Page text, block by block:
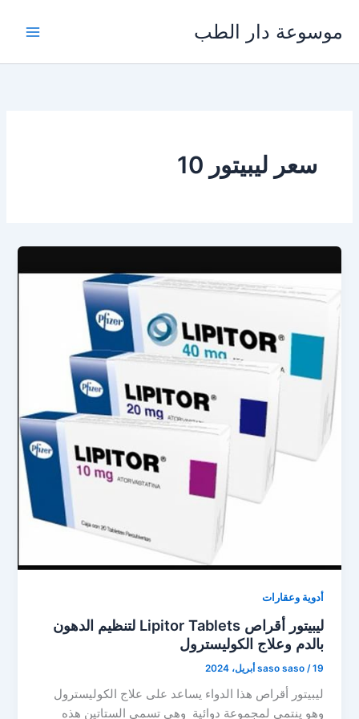
المحتوى
موسوعة دار الطب
سعر ليبيتور 10
أدوية وعقارات
ليبيتور أقراص Lipitor Tablets لتنظيم الدهون
بالدم وعلاج الكوليسترول
saso saso /19 أبريل، 2024
ليبيتور أقراص هذا الدواء يساعد على علاج الكوليسترول
وهو ينتمي لمجموعة دوائية وهى تسمى الستاتين هذه